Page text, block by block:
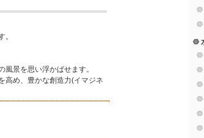
景を思い浮かばせます。
高め、豊かな創造力(イマジネ